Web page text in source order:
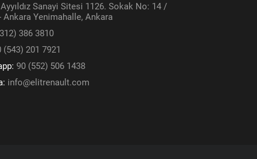
Ayyıldız Sanayi Sitesi 1126. Sokak No: 14 /
Ankara Yenimahalle, Ankara
386 3810
(543) 201 7921
90 (552) 506 1438
info@elitrenault.com